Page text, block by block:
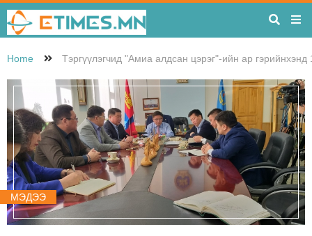
Home Тэргүүлэгчид "Амиа алдсан цэрэг"-ийн ар
МЭДЭЭ